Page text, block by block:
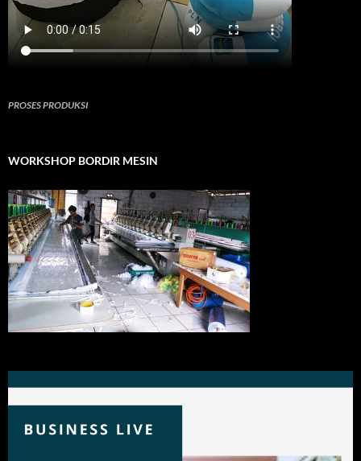
PROSES PRODUKSI
WORKSHOP BORDIR MESIN